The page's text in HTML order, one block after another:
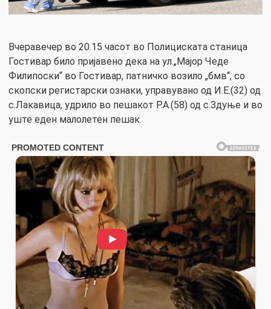
Вчеравечер во 20.15 часот во Полициската станица
Гостивар било пријавено дека на ул.„Мајор Чеде
Филипоски“ во Гостивар, патничко возило „бмв“, со
скопски регистарски ознаки, управувано од И.Е.(32) од
с.Лакавица, удрило во пешакот Р.А.(58) од с.Здуње и во
уште еден малолетен пешак.